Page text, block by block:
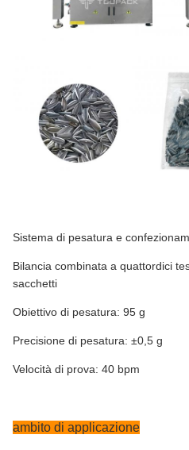
Sistema di pesatura e
Bilancia combinata a quattordici
sacchetti
Obiettivo di pesatura: 95 g
Precisione di pesatura: ±0,5 g
Velocità di prova: 40 bpm
ambito di applicazione